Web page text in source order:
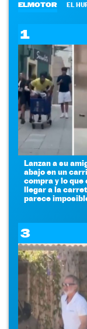
ELMOTOR EL
1
Lanzan a su
abajo en un
compra y lo que
llegar a la
parece
3